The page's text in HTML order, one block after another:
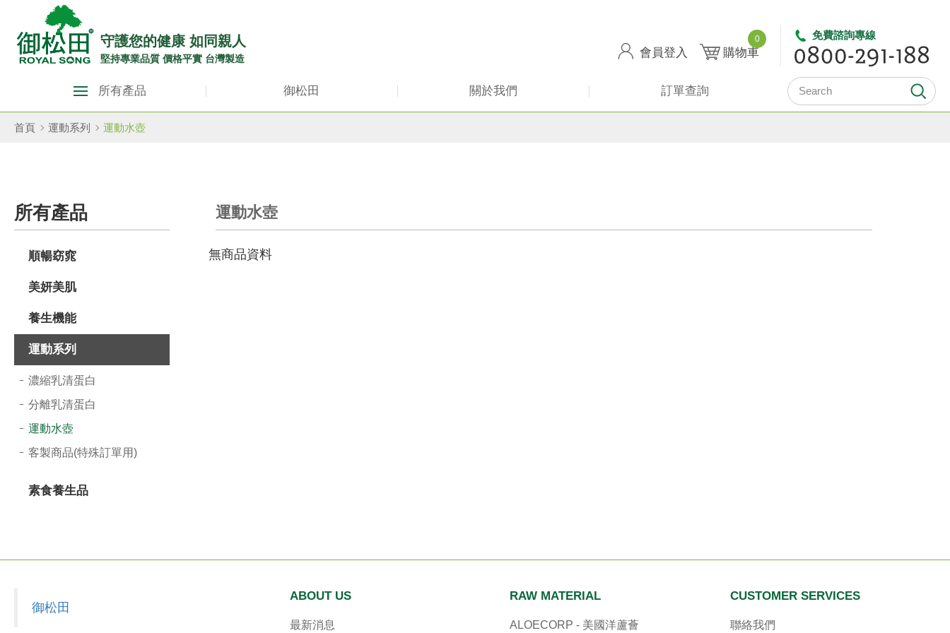
松
田
康
館
ROYAL
SONG
守護您的健康 如同親人
堅持專業品質 價格平實 台灣製造 會員登入 購物車
0 免費諮詢專線
田
生
活
館
ROYAL
SONG::
主
導
覽
選
單
所有產品 御松田 關於我們 訂單查詢
首頁 運動系列 運動水壺
所有產品
順暢窈窕
美妍美肌
養生機能
運動系列
濃縮乳清蛋白
分離乳清蛋白
運動水壺
客製商品(特殊訂單用)
素食養生品
運動水壺
無商品資料
御松田
ABOUT US
最新消息
RAW MATERIAL
ALOECORP - 美國洋蘆薈
CUSTOMER SERVICES
聯絡我們